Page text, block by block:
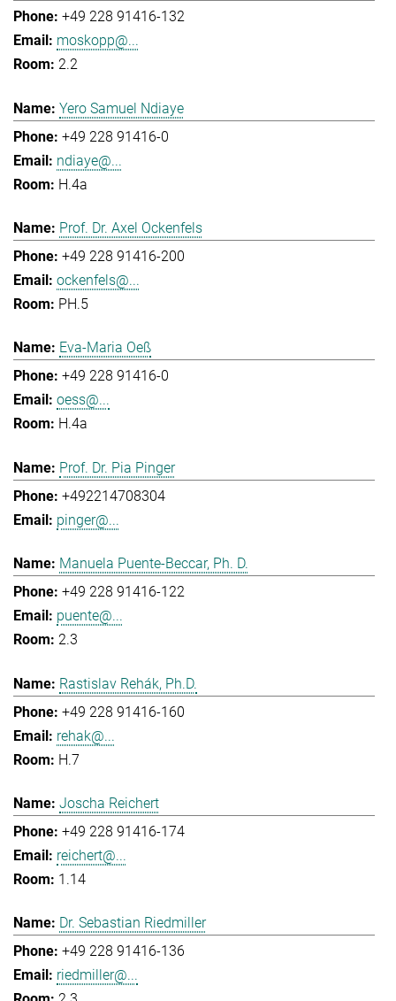
+49 228 91416-132
moskopp@...
2.2
Yero Samuel Ndiaye
+49 228 91416-0
ndiaye@...
H.4a
Prof. Dr. Axel Ockenfels
+49 228 91416-200
ockenfels@...
PH.5
Eva-Maria Oeß
+49 228 91416-0
oess@...
H.4a
Prof. Dr. Pia Pinger
+492214708304
pinger@...
Manuela Puente-Beccar, Ph. D.
+49 228 91416-122
puente@...
2.3
Rastislav Rehák, Ph.D.
+49 228 91416-160
rehak@...
H.7
Joscha Reichert
+49 228 91416-174
reichert@...
1.14
Dr. Sebastian Riedmiller
+49 228 91416-136
riedmiller@...